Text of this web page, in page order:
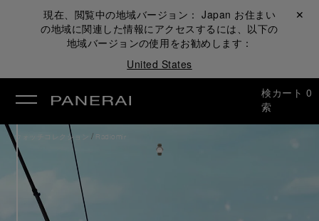
現在、閲覧中の地域バージョン： Japan お住まい
の地域に関連した情報にアクセスするには、以下の
地域バージョンの使用をお勧めします：
United States
閉じる ✕
検
索
カート 0
ウォッチコレクション / Radiomir